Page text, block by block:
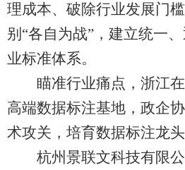
理成本、破除行业发展门
别“各自为战”，建立统一
业标准体系。
瞄准行业痛点，浙江在
高端数据标注基地，政企
术攻关，培育数据标注龙头
杭州景联文科技有限公